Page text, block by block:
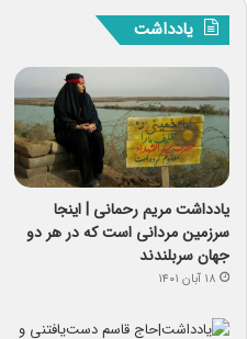
یادداشت
یادداشت مریم رحمانی | اینجا
سرزمین مردانی است که در هر دو
جهان سربلندند
۱۸ آبان ۱۴۰۱